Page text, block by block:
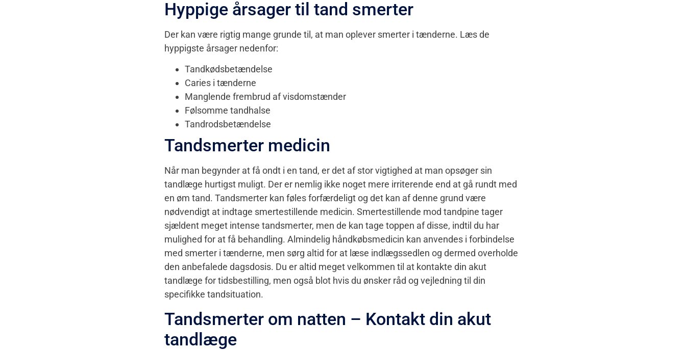
Hyppige årsager til tand smerter
Der kan være rigtig mange grunde til, at man oplever smerter i tænderne. Læs de
hyppigste årsager nedenfor:
Tandkødsbetændelse
Caries i tænderne
Manglende frembrud af visdomstænder
Følsomme tandhalse
Tandrodsbetændelse
Tandsmerter medicin
Når man begynder at få ondt i en tand, er det af stor vigtighed at man opsøger sin
tandlæge hurtigst muligt. Der er nemlig ikke noget mere irriterende end at gå rundt med
en øm tand. Tandsmerter kan føles forfærdeligt og det kan af denne grund være
nødvendigt at indtage smertestillende medicin. Smertestillende mod tandpine tager
sjældent meget intense tandsmerter, men de kan tage toppen af disse, indtil du har
mulighed for at få behandling. Almindelig håndkøbsmedicin kan anvendes i forbindelse
med smerter i tænderne, men sørg altid for at læse indlægssedlen og dermed overholde
den anbefalede dagsdosis. Du er altid meget velkommen til at kontakte din akut
tandlæge for tidsbestilling, men også blot hvis du ønsker råd og vejledning til din
specifikke tandsituation.
Tandsmerter om natten – Kontakt din akut
tandlæge